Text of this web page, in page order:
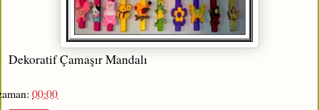
Dekoratif Çamaşır Mandalı
00:00